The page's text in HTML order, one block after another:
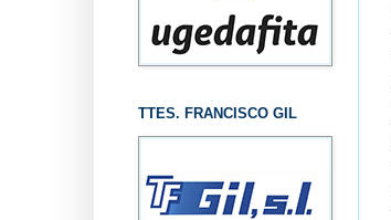
TTES. FRANCISCO GIL